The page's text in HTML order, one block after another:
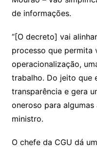
de informações.
“[O decreto] vai
processo que permita
operacionalização,
trabalho. Do jeito que
transparência e gera
oneroso para algumas
ministro.
O chefe da CGU dá